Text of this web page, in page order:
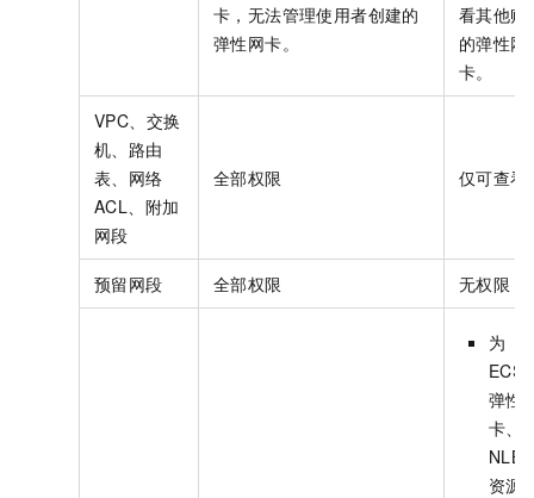
卡，无法管理使用者创建的
弹性网卡。
看其他账
的弹性网
卡。
VPC、交换
机、路由
表、网络
ACL、附加
网段
全部权限 仅可查看
预留网段 全部权限 无权限
为
ECS
弹性
卡、
NLB
资源